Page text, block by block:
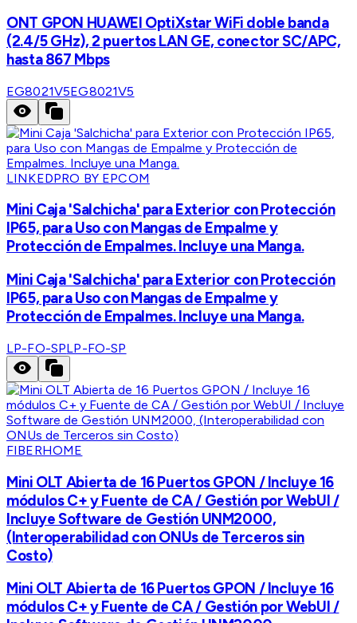
ONT GPON HUAWEI OptiXstar WiFi doble banda
(2.4/5 GHz), 2 puertos LAN GE, conector SC/APC,
hasta 867 Mbps
EG8021V5EG8021V5
LINKEDPRO BY EPCOM
Mini Caja 'Salchicha' para Exterior con Protección
IP65, para Uso con Mangas de Empalme y
Protección de Empalmes. Incluye una Manga.
Mini Caja 'Salchicha' para Exterior con Protección
IP65, para Uso con Mangas de Empalme y
Protección de Empalmes. Incluye una Manga.
LP-FO-SPLP-FO-SP
FIBERHOME
Mini OLT Abierta de 16 Puertos GPON / Incluye 16
módulos C+ y Fuente de CA / Gestión por WebUI /
Incluye Software de Gestión UNM2000,
(Interoperabilidad con ONUs de Terceros sin
Costo)
Mini OLT Abierta de 16 Puertos GPON / Incluye 16
módulos C+ y Fuente de CA / Gestión por WebUI /